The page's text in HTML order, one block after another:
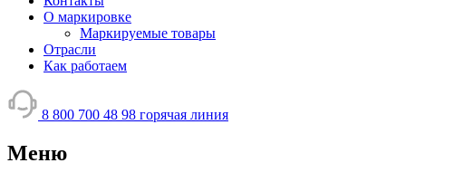
О маркировке
Маркируемые товары
Отрасли
Как работаем
8 800 700 48 98 горячая линия
Меню